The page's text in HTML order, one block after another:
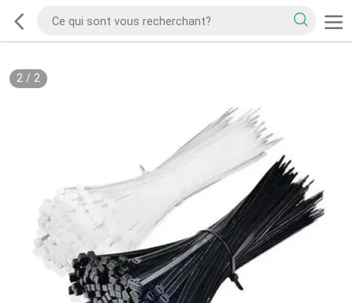
2/ 2